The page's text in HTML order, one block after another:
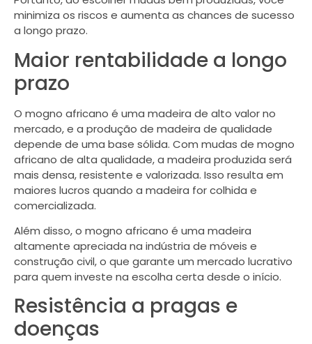
minimiza os riscos e aumenta as chances de sucesso
a longo prazo.
Maior rentabilidade a longo
prazo
O mogno africano é uma madeira de alto valor no
mercado, e a produção de madeira de qualidade
depende de uma base sólida. Com mudas de mogno
africano de alta qualidade, a madeira produzida será
mais densa, resistente e valorizada. Isso resulta em
maiores lucros quando a madeira for colhida e
comercializada.
Além disso, o mogno africano é uma madeira
altamente apreciada na indústria de móveis e
construção civil, o que garante um mercado lucrativo
para quem investe na escolha certa desde o início.
Resistência a pragas e
doenças